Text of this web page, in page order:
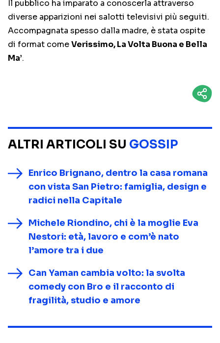
Il pubblico ha imparato a conoscerla attraverso
diverse apparizioni nei salotti televisivi più seguiti.
Accompagnata spesso dalla madre, è stata ospite
di format comeVerissimo, La Volta Buona e Bella
Ma’.
ALTRI ARTICOLI SU GOSSIP
Enrico Brignano, dentro la casa romana
con vista San Pietro: famiglia, design e
radici nella Capitale
Michele Riondino, chi è la moglie Eva
Nestori: età, lavoro e com’è nato
l’amore tra i due
Can Yaman cambia volto: la svolta
comedy con Bro e il racconto di
fragilità, studio e amore